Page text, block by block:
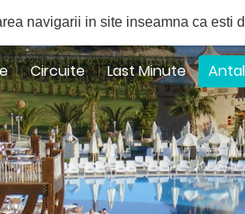
navigarii in site inseamna ca esti
Circuite Last Minute